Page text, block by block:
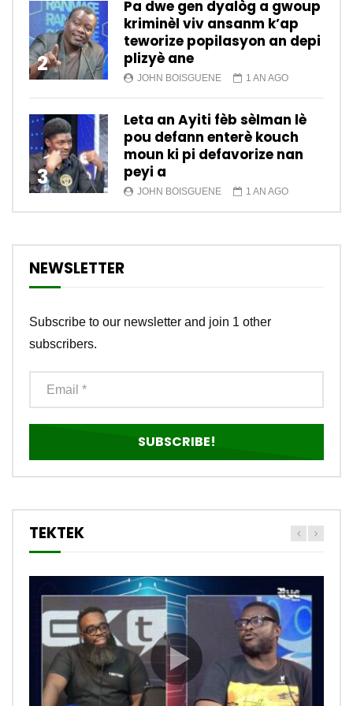
2
Pa dwe gen dyalòg a gwoup
kriminèl viv ansanm k’ap
teworize popilasyon an depi
plizyè ane
JOHN BOISGUENE 1 AN AGO
3
Leta an Ayiti fèb sèlman lè
pou defann enterè kouch
moun ki pi defavorize nan
peyi a
JOHN BOISGUENE 1 AN AGO
NEWSLETTER
Subscribe to our newsletter and join 1 other
subscribers.
TEKTEK